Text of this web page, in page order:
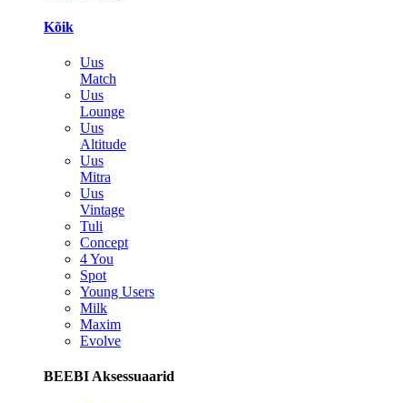
Kõik
Uus
Match
Uus
Lounge
Uus
Altitude
Uus
Mitra
Uus
Vintage
Tuli
Concept
4 You
Spot
Young Users
Milk
Maxim
Evolve
BEEBI Aksessuaarid